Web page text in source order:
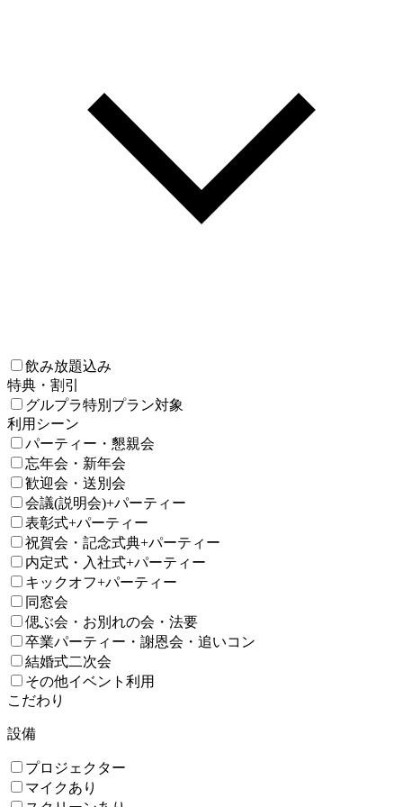
飲み放題込み
特典・割引
グルプラ特別プラン対象
利用シーン
パーティー・懇親会
忘年会・新年会
歓迎会・送別会
会議(説明会)+パーティー
表彰式+パーティー
祝賀会・記念式典+パーティー
内定式・入社式+パーティー
キックオフ+パーティー
同窓会
偲ぶ会・お別れの会・法要
卒業パーティー・謝恩会・追いコン
結婚式二次会
その他イベント利用
こだわり
設備
プロジェクター
マイクあり